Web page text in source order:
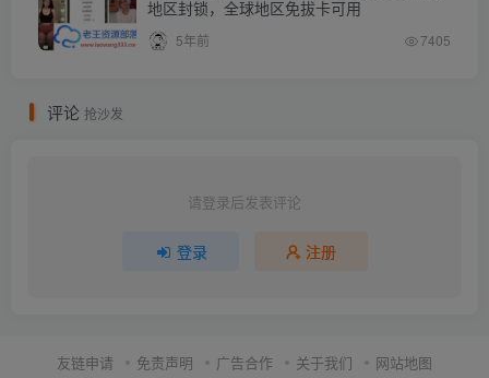
地区封锁，全球地区免拔卡可用
5年前 7405
评论 抢沙发
请登录后发表评论
登录 注册
友链申请 免责声明 广告合作 关于我们 网站地图